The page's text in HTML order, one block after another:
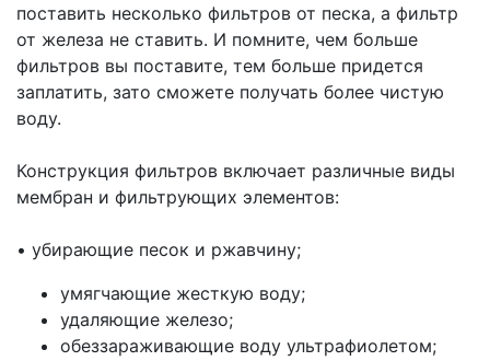
поставить несколько фильтров от песка, а фильтр
от железа не ставить. И помните, чем больше
фильтров вы поставите, тем больше придется
заплатить, зато сможете получать более чистую
воду.
Конструкция фильтров включает различные виды
мембран и фильтрующих элементов:
• убирающие песок и ржавчину;
умягчающие жесткую воду;
удаляющие железо;
обеззараживающие воду ультрафиолетом;